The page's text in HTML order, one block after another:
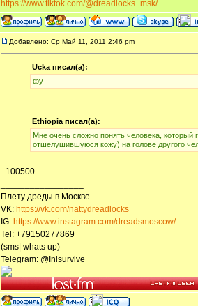
https://www.tiktok.com/@dreadlocks_msk/
Добавлено: Ср Май 11, 2011 2:46 pm
Ucka писал(а):
фу
Ethiopia писал(а):
Мне очень сложно понять человека, который
отшелушившуюся кожу) на голове другого
+100500
Плету дреды в Москве.
VK: https://vk.com/nattydreadlocks
IG: https://www.instagram.com/dreadsmoscow/
Tel: +79150277869
(sms| whats up)
Telegram: @Inisurvive